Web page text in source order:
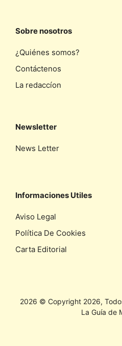
Sobre nosotros
¿Quiénes somos?
Contáctenos
La redaccíon
Newsletter
News Letter
Informaciones Utiles
Aviso Legal
Política De Cookies
Carta Editorial
2026 © Copyright 2026,
La Guía de